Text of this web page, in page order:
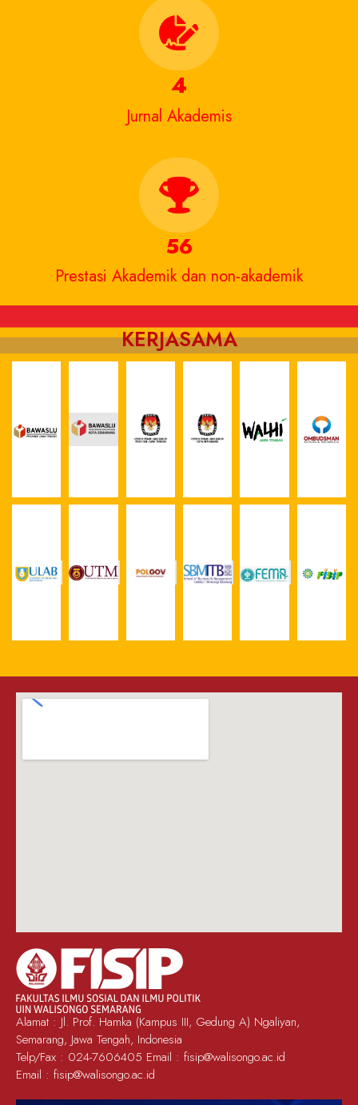
4
Jurnal Akademis
56
Prestasi Akademik dan non-akademik
KERJASAMA
Alamat : Jl. Prof. Hamka (Kampus III, Gedung A) Ngaliyan,
Semarang, Jawa Tengah, Indonesia
Telp/Fax : 024-7606405 Email : fisip@walisongo.ac.id
Email : fisip@walisongo.ac.id